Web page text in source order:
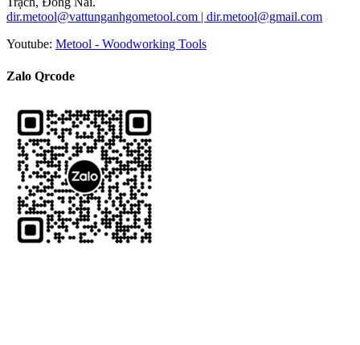
dir.metool@vattunganhgometool.com | dir.metool@gmail.com
Youtube: Metool - Woodworking Tools
Zalo Qrcode